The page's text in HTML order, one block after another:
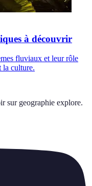
à découvrir
fluviaux et leur rôle
la culture.
sur geographie explore.